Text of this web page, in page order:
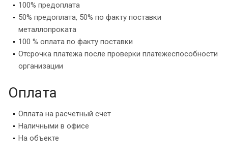
100% предоплата
50% предоплата, 50% по факту поставки
металлопроката
100 % оплата по факту поставки
Отсрочка платежа после проверки платежеспособности
организации
Оплата
Оплата на расчетный счет
Наличными в офисе
На объекте